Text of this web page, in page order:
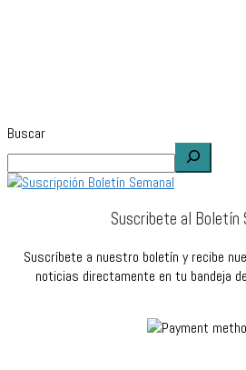
Buscar
Suscribete al Boletín
Suscríbete a nuestro boletín y recibe
noticias directamente en tu bandeja